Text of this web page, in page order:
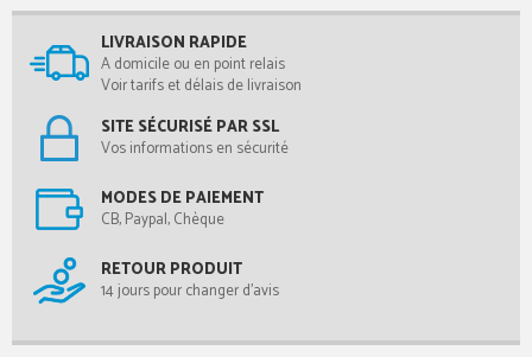
LIVRAISON RAPIDE
A domicile ou en point relais
Voir tarifs et délais de livraison
SITE SÉCURISÉ PAR SSL
Vos informations en sécurité
MODES DE PAIEMENT
CB, Paypal, Chèque
RETOUR PRODUIT
14 jours pour changer d'avis